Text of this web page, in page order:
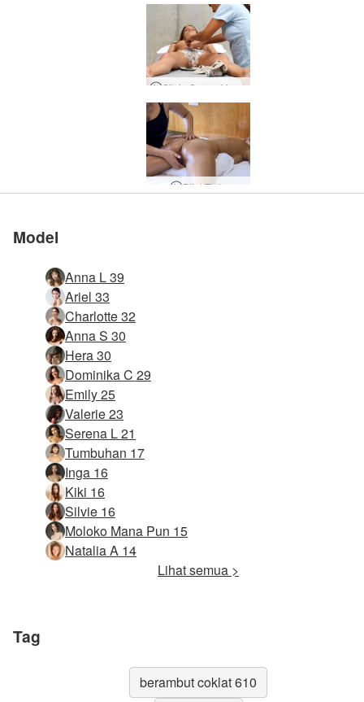
Silvie Sampai jumpa Bush
Pijat Tinju
Model
Anna L 39
Ariel 33
Charlotte 32
Anna S 30
Hera 30
Dominika C 29
Emily 25
Valerie 23
Serena L 21
Tumbuhan 17
Inga 16
Kiki 16
Silvie 16
Moloko Mana Pun 15
Natalia A 14
Lihat semua >
Tag
berambut coklat 610